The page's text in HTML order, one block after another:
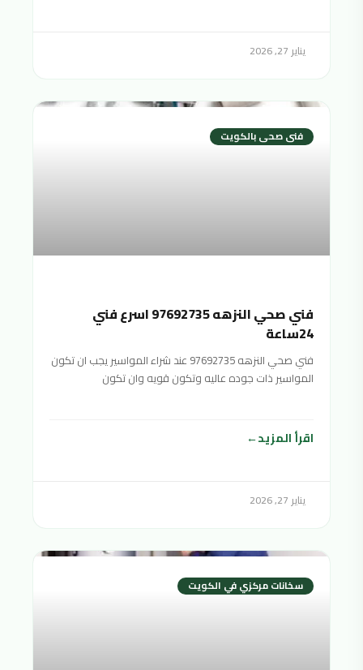
يناير 27, 2026
فنى صحى بالكويت
فني صحي النزهه 97692735 اسرع فني
24ساعة
فني صحي النزهه 97692735 عند شراء المواسير يجب ان تكون
المواسير ذات جوده عاليه وتكون قويه وان تكون
اقرأ المزيد
يناير 27, 2026
سخانات مركزي في الكويت